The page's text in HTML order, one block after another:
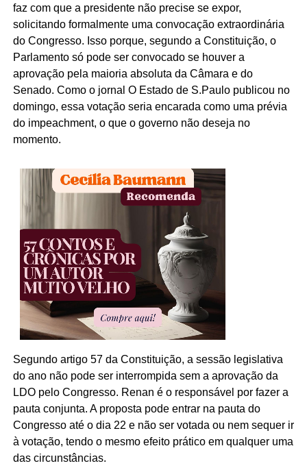
faz com que a presidente não precise se expor,
solicitando formalmente uma convocação extraordinária
do Congresso. Isso porque, segundo a Constituição, o
Parlamento só pode ser convocado se houver a
aprovação pela maioria absoluta da Câmara e do
Senado. Como o jornal O Estado de S.Paulo publicou no
domingo, essa votação seria encarada como uma prévia
do impeachment, o que o governo não deseja no
momento.
Segundo artigo 57 da Constituição, a sessão legislativa
do ano não pode ser interrompida sem a aprovação da
LDO pelo Congresso. Renan é o responsável por fazer a
pauta conjunta. A proposta pode entrar na pauta do
Congresso até o dia 22 e não ser votada ou nem sequer ir
à votação, tendo o mesmo efeito prático em qualquer uma
das circunstâncias.